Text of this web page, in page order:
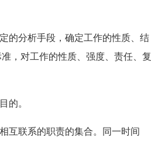
的分析手段，确定工作的性质、结
，对工作的性质、强度、责任、复
的。
互联系的职责的集合。同一时间